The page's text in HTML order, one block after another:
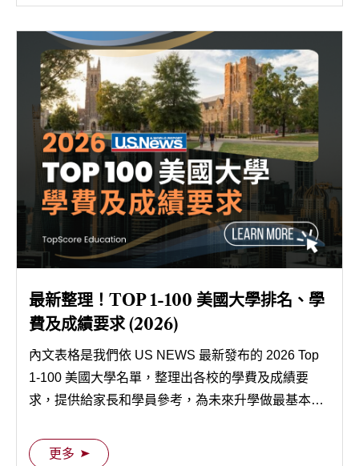
最新整理！TOP 1-100 美國大學排名、學
費及成績要求 (2026)
內文表格是我們依 US NEWS 最新發布的 2026 Top
1-100 美國大學名單，整理出各校的學費及成績要
求，提供給家長和學員參考，為未來升學做最基本的
更多